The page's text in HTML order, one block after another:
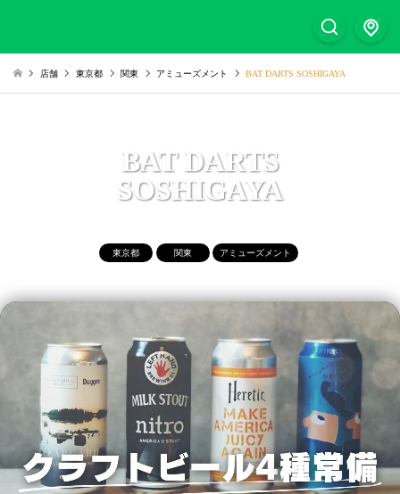
店舗 東京都 関東 アミューズメント BAT DARTS SOSHIGAYA
BAT DARTS
SOSHIGAYA
東京都 関東 アミューズメント